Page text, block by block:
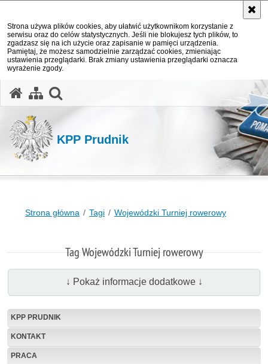
Strona używa plików cookies, aby ułatwić użytkownikom korzystanie z
serwisu oraz do celów statystycznych. Jeśli nie blokujesz tych plików, to
zgadzasz się na ich użycie oraz zapisanie w pamięci urządzenia.
Pamiętaj, że możesz samodzielnie zarządzać cookies, zmieniając
ustawienia przeglądarki. Brak zmiany ustawienia przeglądarki oznacza
wyrażenie zgody.
KPP Prudnik
Strona główna Tagi Wojewódzki Turniej rowerowy
Tag Wojewódzki Turniej rowerowy
↓ Pokaż informacje dodatkowe ↓
KPP PRUDNIK
KONTAKT
PRACA